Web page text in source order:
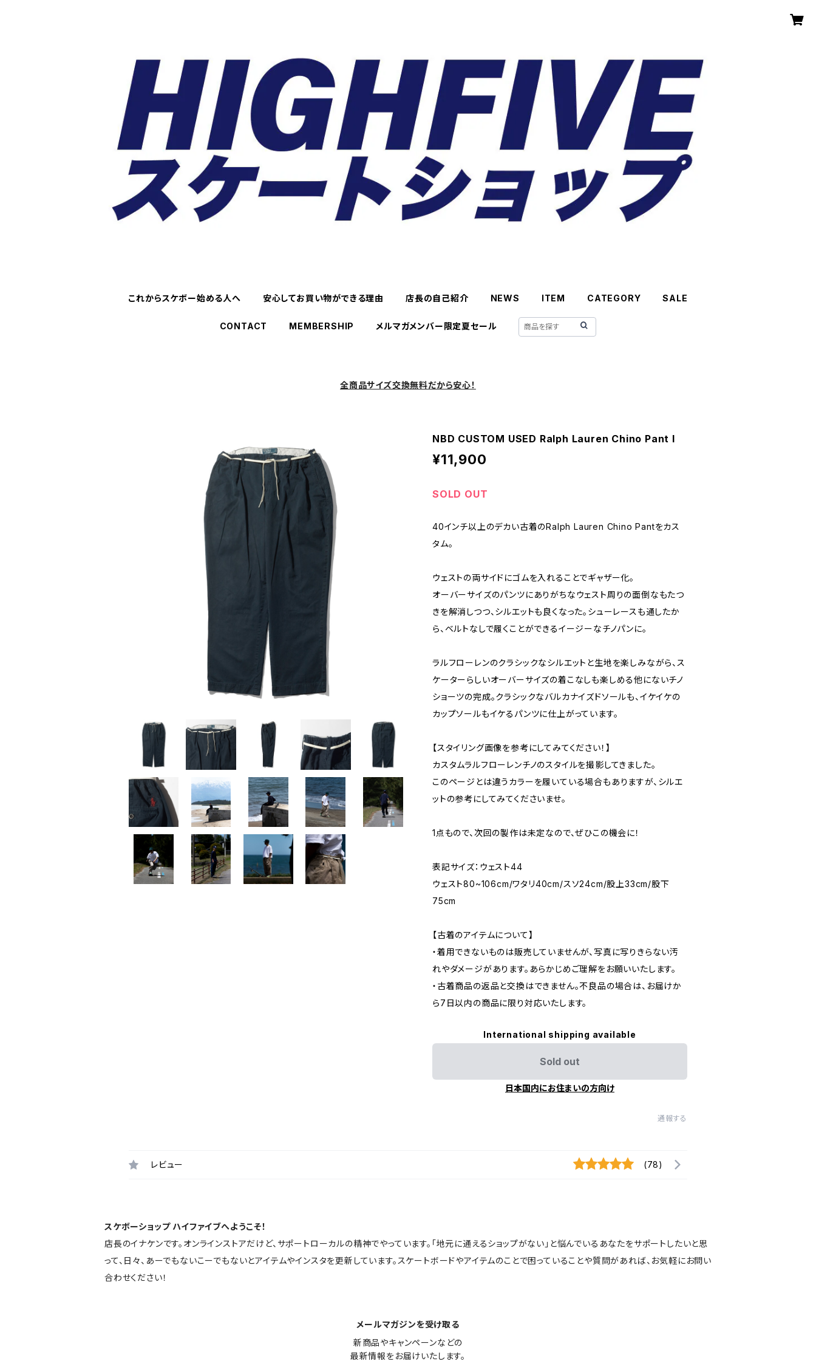
これからスケボー始める人へ 安心してお買い物ができる理由 店長の自己紹介 NEWS ITEM CATEGORY SALE
CONTACT MEMBERSHIP メルマガメンバー限定夏セール
全商品サイズ交換無料だから安心！
NBD CUSTOM USED Ralph Lauren Chino Pant I
¥11,900
SOLD OUT
40インチ以上のデカい古着のRalph Lauren Chino Pantをカス
タム。
ウェストの両サイドにゴムを入れることでギャザー化。
オーバーサイズのパンツにありがちなウェスト周りの面倒なもたつ
きを解消しつつ、シルエットも良くなった。シューレースも通したか
ら、ベルトなしで履くことができるイージーなチノパンに。
ラルフローレンのクラシックなシルエットと生地を楽しみながら、ス
ケーターらしいオーバーサイズの着こなしも楽しめる他にないチノ
ショーツの完成。クラシックなバルカナイズドソールも、イケイケの
カップソールもイケるパンツに仕上がっています。
【スタイリング画像を参考にしてみてください！】
カスタムラルフローレンチノのスタイルを撮影してきました。
このページとは違うカラーを履いている場合もありますが、シルエ
ットの参考にしてみてくださいませ。
1点もので、次回の製作は未定なので、ぜひこの機会に！
表記サイズ：ウェスト44
ウェスト80~106cm/ワタリ40cm/スソ24cm/股上33cm/股下
75cm
【古着のアイテムについて】
・着用できないものは販売していませんが、写真に写りきらない汚
れやダメージがあります。あらかじめご理解をお願いいたします。
・古着商品の返品と交換はできません。不良品の場合は、お届けか
ら7日以内の商品に限り対応いたします。
International shipping available
Sold out
日本国内にお住まいの方向け
通報する
レビュー (78)
スケボーショップ ハイファイブへようこそ！
店長のイナケンです。オンラインストアだけど、サポートローカルの精神でやっています。「地元に通えるショップがない」と悩んでいるあなたをサポートしたいと思
って、日々、あーでもないこーでもないとアイテムやインスタを更新しています。スケートボードやアイテムのことで困っていることや質問があれば、お気軽にお問い
合わせください！
メールマガジンを受け取る
新商品やキャンペーンなどの
最新情報をお届けいたします。